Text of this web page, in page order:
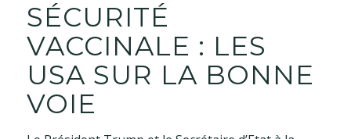
SÉCURITÉ
VACCINALE : LES
USA SUR LA BONNE
VOIE